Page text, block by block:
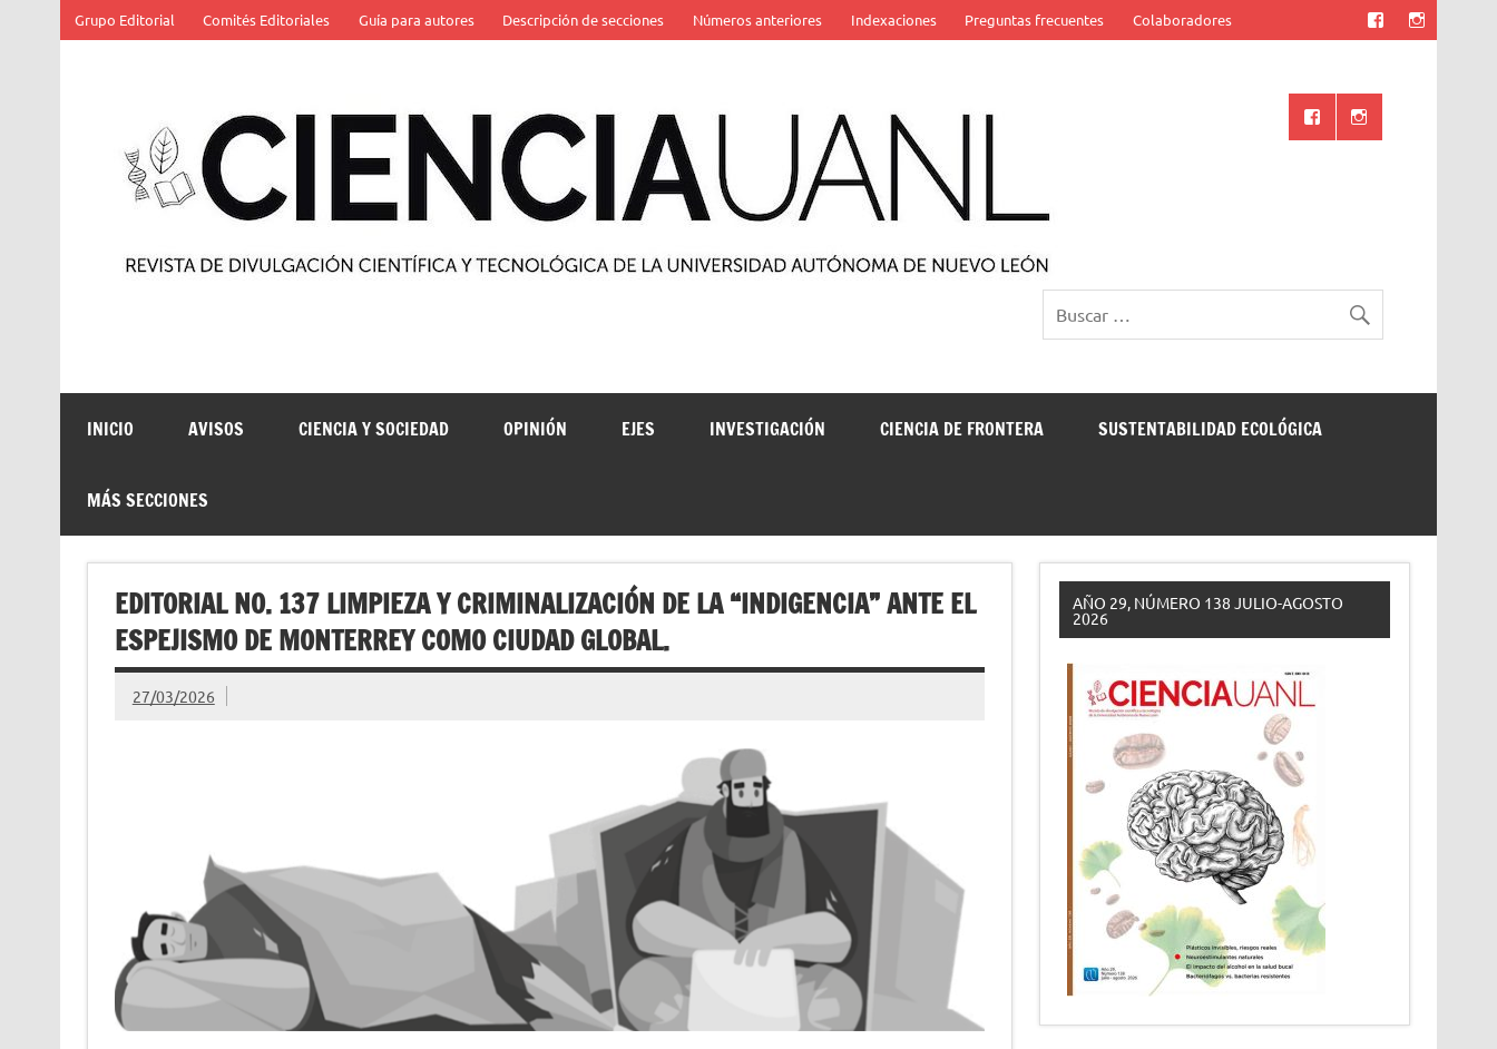
contenido
Grupo Editorial Comités Editoriales Guía para autores Descripción de secciones Números anteriores Indexaciones Preguntas frecuentes Colaboradores
Ciencia UANL
INICIO AVISOS CIENCIA Y SOCIEDAD OPINIÓN EJES INVESTIGACIÓN CIENCIA DE FRONTERA SUSTENTABILIDAD ECOLÓGICA
MÁS SECCIONES
EDITORIAL NO. 137 LIMPIEZA Y CRIMINALIZACIÓN DE LA “INDIGENCIA” ANTE EL
ESPEJISMO DE MONTERREY COMO CIUDAD GLOBAL.
27/03/2026
AÑO 29, NÚMERO 138 JULIO-AGOSTO
2026